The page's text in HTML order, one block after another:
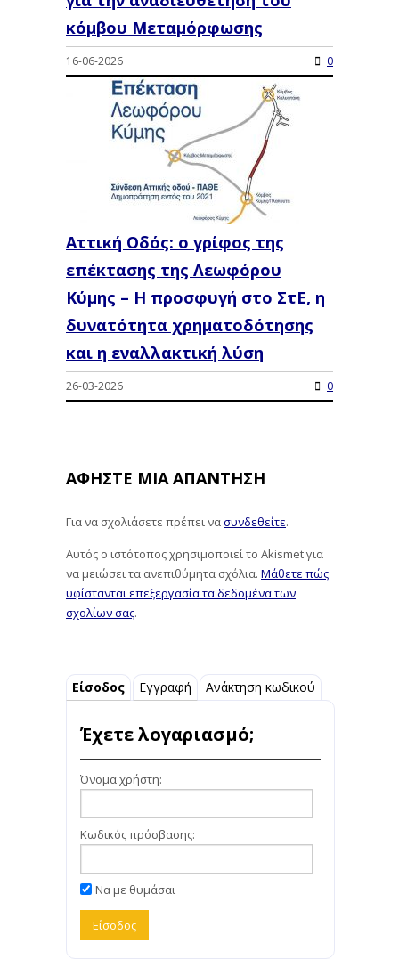
κόμβου Μεταμόρφωσης
16-06-2026 0
Αττική Οδός: o γρίφος της
επέκτασης της Λεωφόρου
Κύμης – Η προσφυγή στο ΣτΕ, η
δυνατότητα χρηματοδότησης
και η εναλλακτική λύση
26-03-2026 0
ΑΦΉΣΤΕ ΜΙΑ ΑΠΆΝΤΗΣΗ
Για να σχολιάσετε πρέπει νασυνδεθείτε.
Αυτός ο ιστότοπος χρησιμοποιεί το Akismet για
να μειώσει τα ανεπιθύμητα σχόλια. Μάθετε πώς
υφίστανται επεξεργασία τα δεδομένα των
σχολίων σας.
Είσοδος Εγγραφή Ανάκτηση κωδικού
Έχετε λογαριασμό;
Όνομα χρήστη:
Κωδικός πρόσβασης:
Να με θυμάσαι